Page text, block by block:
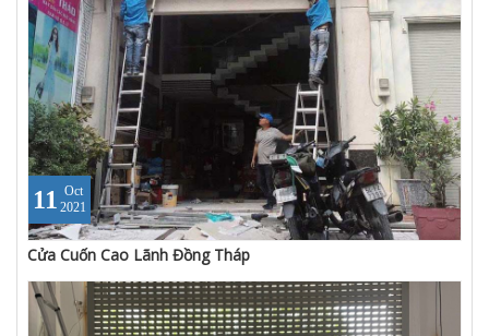
11 Oct
2021
Cửa Cuốn Cao Lãnh Đồng Tháp